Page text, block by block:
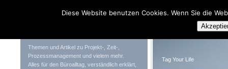
Themen und Artikel zu Projekt-, Zeit-,
Prozessmanagement und vielem mehr.
Alles für den Büroalltag, verständlich erklärt,
Tag Your Life
Diese Website benutzen Cookies. Wenn Sie die